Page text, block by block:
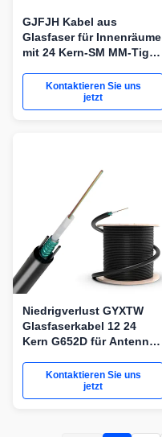
GJFJH Kabel aus
Glasfaser für Innenräume
mit 24 Kern-SM MM-Tight
Kontaktieren Sie uns
jetzt
Niedrigverlust GYXTW
Glasfaserkabel 12 24
Kern G652D für Antenne
Kontaktieren Sie uns
jetzt